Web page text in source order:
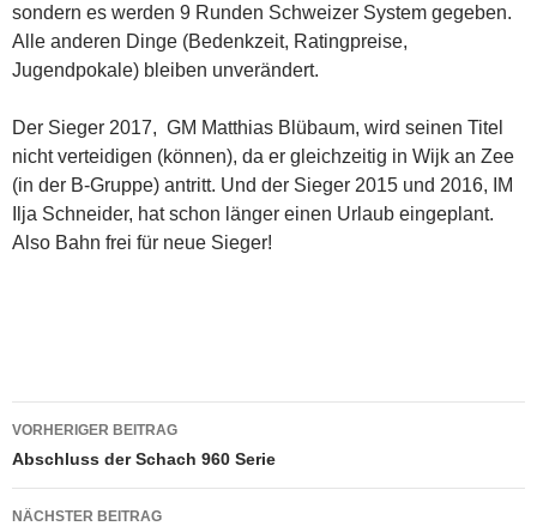
sondern es werden 9 Runden Schweizer System gegeben.
Alle anderen Dinge (Bedenkzeit, Ratingpreise,
Jugendpokale) bleiben unverändert.
Der Sieger 2017, GM Matthias Blübaum, wird seinen Titel
nicht verteidigen (können), da er gleichzeitig in Wijk an Zee
(in der B-Gruppe) antritt. Und der Sieger 2015 und 2016, IM
Ilja Schneider, hat schon länger einen Urlaub eingeplant.
Also Bahn frei für neue Sieger!
Beitragsnavigation
VORHERIGER BEITRAG
Abschluss der Schach 960 Serie
NÄCHSTER BEITRAG